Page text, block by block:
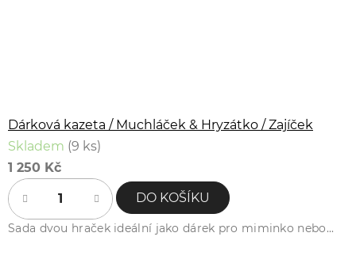
Dárková kazeta / Muchláček & Hryzátko / Zajíček
Skladem (9 ks)
1 250 Kč
DO KOŠÍKU
Sada dvou hraček ideální jako dárek pro miminko nebo...